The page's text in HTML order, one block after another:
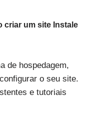
criar um site Instale
de hospedagem,
o seu site.
e tutoriais